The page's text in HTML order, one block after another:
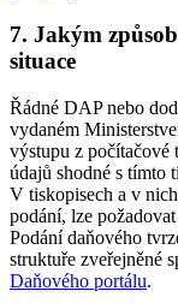
7. Jakým
situace
Řádné DAP nebo
vydaném
výstupu z počítačové
údajů shodné s tímto
V tiskopisech a v
podání, lze
Podání daňového
struktuře zveřejněné
Daňového portálu.